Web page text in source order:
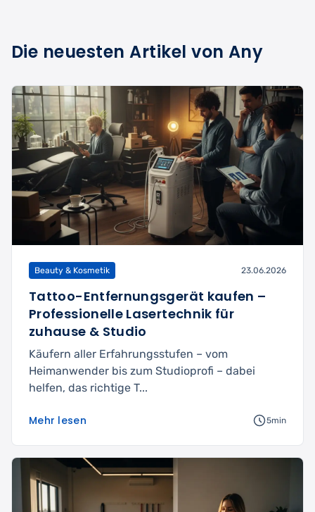
Die neuesten Artikel von Any
Beauty & Kosmetik 23.06.2026
Tattoo-Entfernungsgerät kaufen –
Professionelle Lasertechnik für
zuhause & Studio
Käufern aller Erfahrungsstufen – vom
Heimanwender bis zum Studioprofi – dabei
helfen, das richtige T...
Mehr lesen 5min